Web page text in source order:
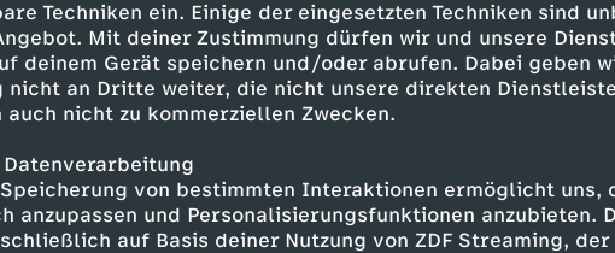
Techniken ein. Einige der eingesetzten Techniken sind
Mit deiner Zustimmung dürfen wir und unsere
deinem Gerät speichern und/oder abrufen. Dabei geben
nicht an Dritte weiter, die nicht unsere direkten
nicht zu kommerziellen Zwecken.
von bestimmten Interaktionen ermöglicht uns,
anzupassen und Personalisierungsfunktionen anzubieten.
auf Basis deiner Nutzung von ZDF Streaming, der